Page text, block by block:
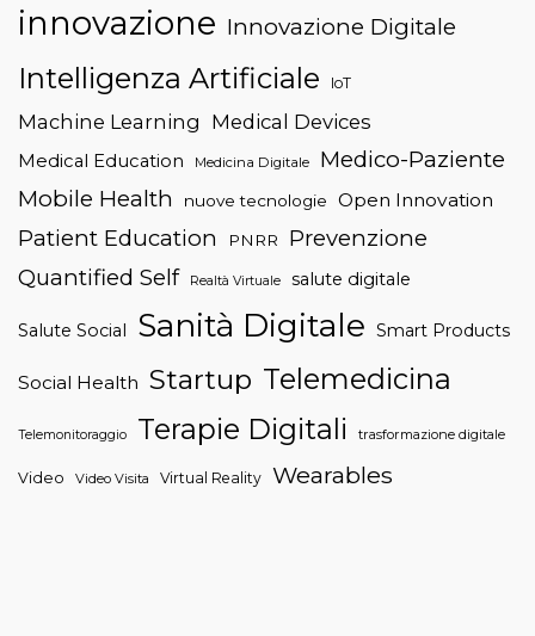
innovazione Innovazione Digitale
Intelligenza Artificiale IoT
Machine Learning Medical Devices
Medical Education Medicina Digitale
Medico-Paziente
Mobile Health
nuove tecnologie Open Innovation
Patient Education PNRR
Prevenzione
Quantified Self
Realtà Virtuale salute digitale
Salute Social Sanità Digitale Smart Products
Social Health Startup Telemedicina
Telemonitoraggio Terapie Digitali trasformazione digitale
Video Video Visita Virtual Reality Wearables